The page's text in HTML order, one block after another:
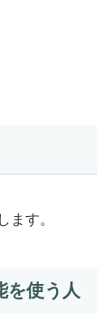
ます。
を使う人